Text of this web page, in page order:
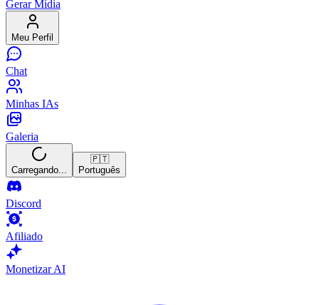
Gerar Mídia
Meu Perfil
Chat
Minhas IAs
Galeria
Carregando...
🇵🇹
Português
Discord
Afiliado
Monetizar AI